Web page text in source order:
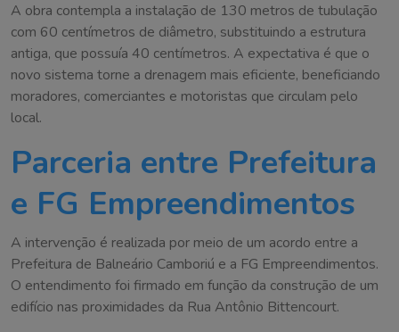
A obra contempla a instalação de 130 metros de tubulação
com 60 centímetros de diâmetro, substituindo a estrutura
antiga, que possuía 40 centímetros. A expectativa é que o
novo sistema torne a drenagem mais eficiente, beneficiando
moradores, comerciantes e motoristas que circulam pelo
local.
Parceria entre Prefeitura
e FG Empreendimentos
A intervenção é realizada por meio de um acordo entre a
Prefeitura de Balneário Camboriú e a FG Empreendimentos.
O entendimento foi firmado em função da construção de um
edifício nas proximidades da Rua Antônio Bittencourt.